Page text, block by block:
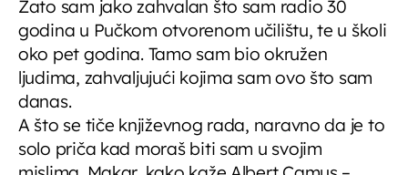
Zato sam jako zahvalan što sam radio 30
godina u Pučkom otvorenom učilištu, te u školi
oko pet godina. Tamo sam bio okružen
ljudima, zahvaljujući kojima sam ovo što sam
danas.
A što se tiče književnog rada, naravno da je to
solo priča kad moraš biti sam u svojim